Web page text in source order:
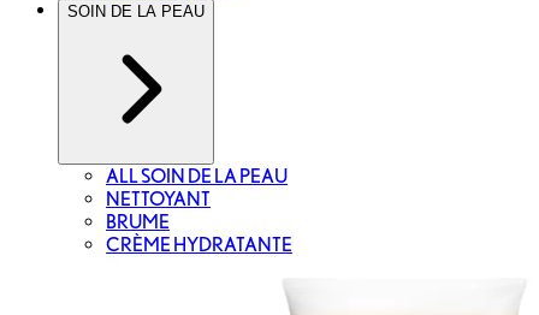
SOIN DE LA PEAU
ALL SOIN DE LA PEAU
NETTOYANT
BRUME
CRÈME HYDRATANTE